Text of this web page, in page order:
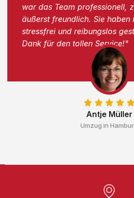
Antje Müller
Umzug in
war das Team professionell,
äußerst freundlich. Sie haben
stressfrei und reibungslos
Dank für den tollen Service!"